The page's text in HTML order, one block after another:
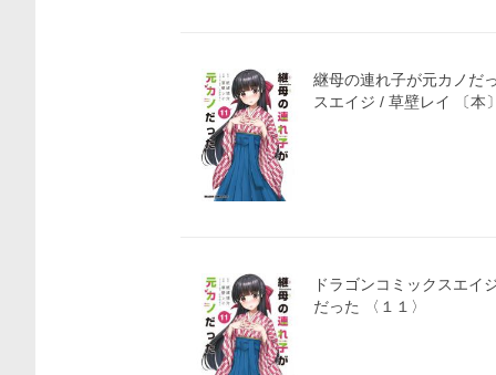
継母の連れ子が元カノだ
スエイジ / 草壁レイ
ドラゴンコミックスエイジ 継母の連れ子が元
だった 〈１１〉